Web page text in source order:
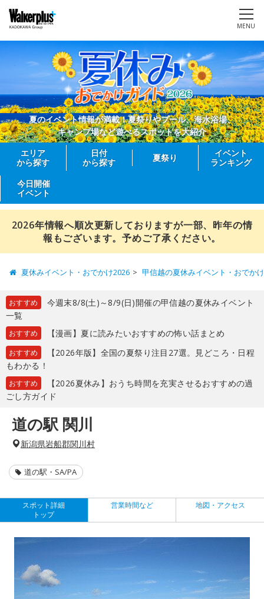
MENU
夏のイベント情報が満載！夏祭りやプール、海水浴場、
キャンプ場など遊べるスポットを大紹介
エリア
から探す
日付
から探す
夏祭り
イベント
ランキング
今日開催
イベント
2026年情報へ順次更新しておりますが一部、昨年の情
報もございます。予めご了承ください。
夏休みイベント・おでかけ2026 甲信越の夏休みイベント・おでか
おすすめ
今週末8/8(土)～8/9(日)開催の甲信越の夏休みイベント
一覧
おすすめ 【漫画】夏に読みたいおすすめの怖い話まとめ
おすすめ
【2026年版】全国の夏祭り注目27選。見どころ・日程
もわかる！
おすすめ
【2026夏休み】おうち時間を充実させるおすすめの過
ごし方ガイド
道の駅 関川
新潟県岩船郡関川村
道の駅・SA/PA
スポット詳細
トップ
営業時間など 地図・アクセス